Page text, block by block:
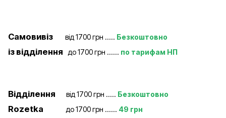
Самовивіз від 1700 грн ..... Безкоштовно
із відділення до 1700 грн ...... по тарифам НП
Відділення від 1700 грн ..... Безкоштовно
Rozetkaдо 1700 грн ...... 49 грн